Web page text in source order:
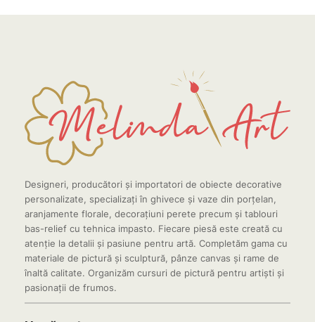
Designeri, producători și importatori de obiecte decorative
personalizate, specializați în ghivece și vaze din porțelan,
aranjamente florale, decorațiuni perete precum și tablouri
bas-relief cu tehnica impasto. Fiecare piesă este creată cu
atenție la detalii și pasiune pentru artă. Completăm gama cu
materiale de pictură și sculptură, pânze canvas și rame de
înaltă calitate. Organizăm cursuri de pictură pentru artiști și
pasionații de frumos.